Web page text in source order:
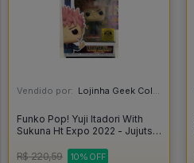
Vendido por: Lojinha Geek Colecionáveis - DF
Funko Pop! Yuji Itadori With
Sukuna Ht Expo 2022 - Jujutsu
R$ 220,59
10% OFF